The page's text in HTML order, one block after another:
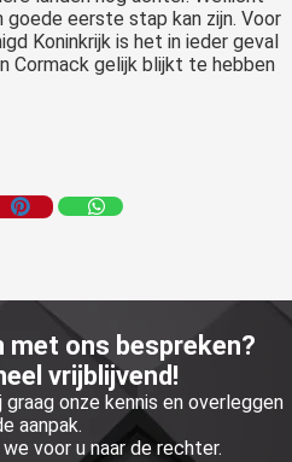
eerste stap kan zijn. Voor
Koninkrijk is het in ieder geval
Cormack gelijk blijkt te hebben
met ons bespreken?
vrijblijvend!
onze kennis en overleggen
aanpak.
voor u naar de rechter.